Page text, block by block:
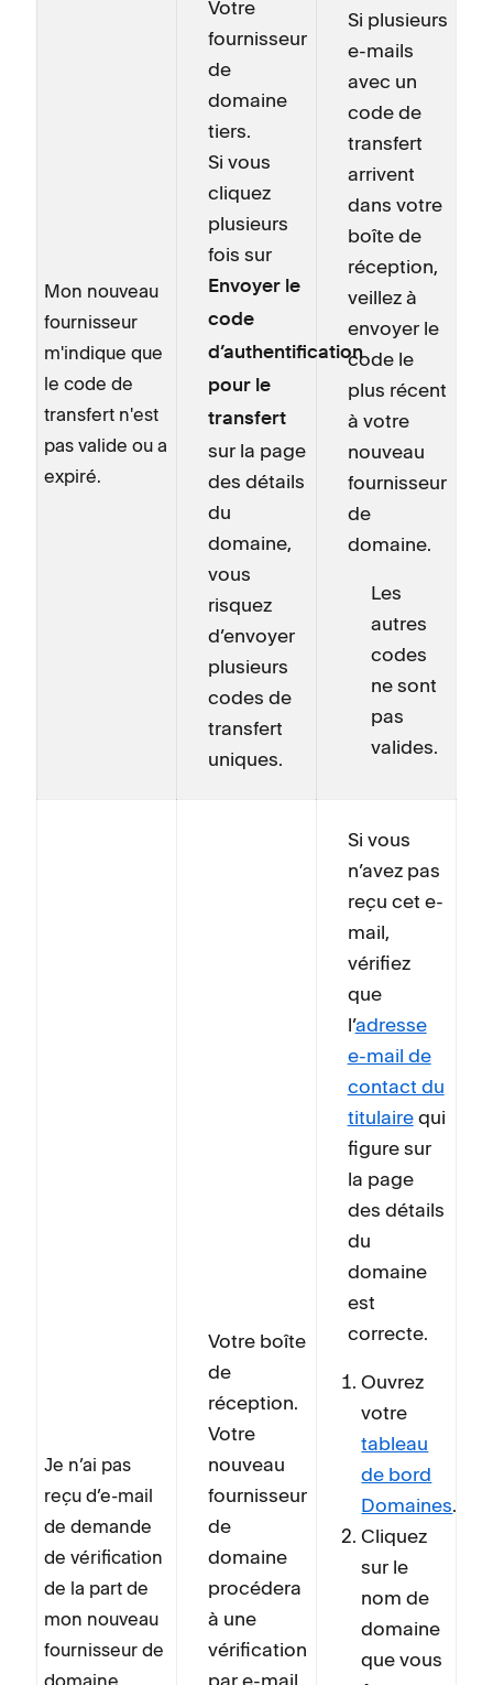
Mon nouveau
fournisseur
m'indique que
le code de
transfert n'est
pas valide ou a
expiré.
Votre
fournisseur
de
domaine
tiers.
Si vous
cliquez
plusieurs
fois sur
Envoyer le
code
d’authentification
pour le
transfert
sur la page
des détails
du
domaine,
vous
risquez
d’envoyer
plusieurs
codes de
transfert
uniques.
Si plusieurs
e-mails
avec un
code de
transfert
arrivent
dans votre
boîte de
réception,
veillez à
envoyer le
code le
plus récent
à votre
nouveau
fournisseur
de
domaine.
Les
autres
codes
ne sont
pas
valides.
Je n’ai pas
reçu d’e-mail
de demande
de vérification
de la part de
mon nouveau
fournisseur de
domaine.
Votre boîte
de
réception.
Votre
nouveau
fournisseur
de
domaine
procédera
à une
vérification
par e-mail
Si vous
n’avez pas
reçu cet e-
mail,
vérifiez
que
l’adresse
e-mail de
contact du
titulairequi
figure sur
la page
des détails
du
domaine
est
correcte.
Ouvrez
votre
tableau
de bord
Domaines.
Cliquez
sur le
nom de
domaine
que vous